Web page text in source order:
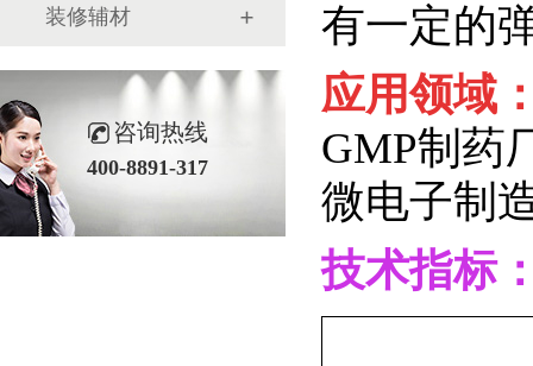
装修辅材
咨询热线
400-8891-317
有一定的
应用领域
GMP制药
微电子制
技术指标